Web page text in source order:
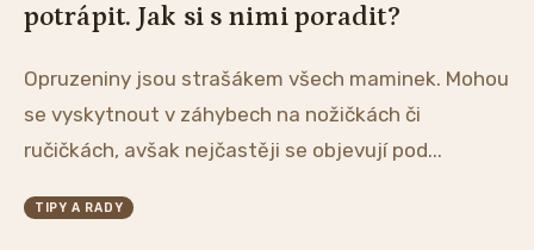
potrápit. Jak si s nimi poradit?
Opruzeniny jsou strašákem všech maminek. Mohou
se vyskytnout v záhybech na nožičkách či
ručičkách, avšak nejčastěji se objevují pod...
TIPY A RADY